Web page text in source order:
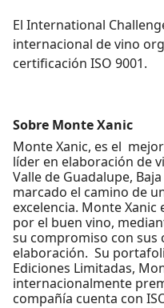
El International
internacional de vino
certificación ISO 9001.
Sobre Monte Xanic
Monte Xanic, es el
líder en elaboración de
Valle de Guadalupe,
marcado el camino de
excelencia. Monte
por el buen vino,
su compromiso con sus
elaboración. Su
Ediciones Limitadas,
internacionalmente
compañía cuenta con